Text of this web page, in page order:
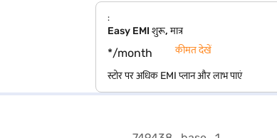
:
Easy EMI शुरू, मात्र
*/month कीमत देखें
स्टोर पर अधिक EMI प्लान और लाभ पाएं